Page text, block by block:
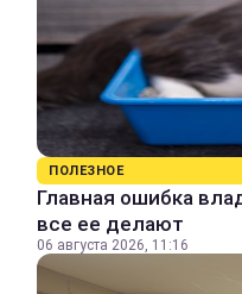
ПОЛЕЗНОЕ
Главная ошибка
все ее делают
06 августа 2026, 11:16